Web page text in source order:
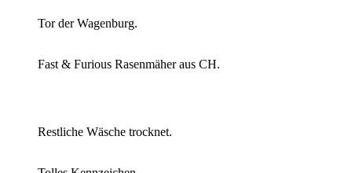
Tor der Wagenburg.
Fast & Furious Rasenmäher aus CH.
Restliche Wäsche trocknet.